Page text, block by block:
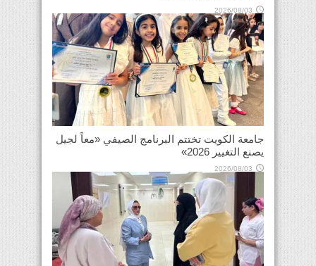
2026/08/03
جامعة الكويت تختتم البرنامج الصيفي «معاً لجيل
يصنع التغيير 2026»
2026/08/03